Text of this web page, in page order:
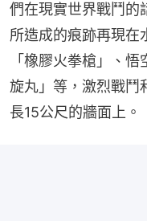
們在現實世界戰鬥的
所造成的痕跡再現在
「橡膠火拳槍」、
旋丸」等，激烈戰鬥
長15公尺的牆面上。